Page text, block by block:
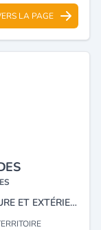
LA PAGE
ENTREPRISE D’AMÉNAGEMENT INTÉRIEURE ET EXTÉRIEURE, REVÊTEMENTS DE FAÇADES, PISCINES, RAMPES D'ESCALIERS